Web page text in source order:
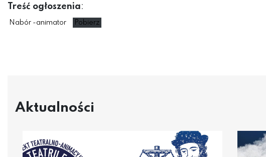
Treść ogłoszenia:
Nabór -animator Pobierz
Aktualności